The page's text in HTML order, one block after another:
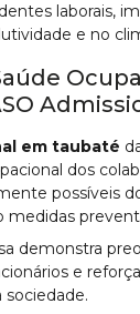
laborais,
e no
em taubaté
dos
possíveis
medidas
demonstra
e